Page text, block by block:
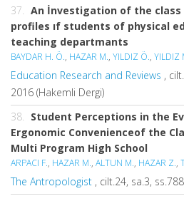
37.
An İnvestigation of the
profiles ıf students of physical
teaching departmants
BAYDAR H. Ö., HAZAR M., YILDIZ Ö., YILDIZ
Education Research and Reviews ,
2016 (Hakemli Dergi)
38.
Student Perceptions in the
Ergonomic Convenienceof the
Multi Program High School
ARPACI F., HAZAR M., ALTUN M., HAZAR Z.,
The Antropologist , cilt.24, sa.3,